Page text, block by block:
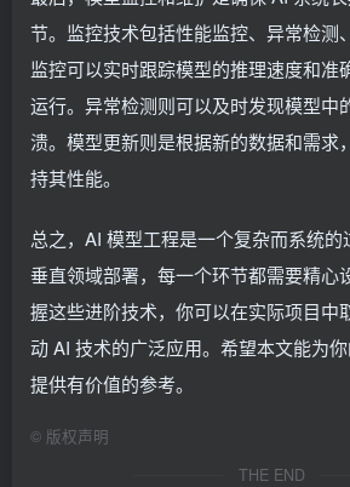
节。监控技术包括性能监控、异常检测
监控可以实时跟踪模型的推理速度和准
运行。异常检测则可以及时发现模型中
溃。模型更新则是根据新的数据和需求
持其性能。
总之，AI 模型工程是一个复杂而系统
垂直领域部署，每一个环节都需要精心
握这些进阶技术，你可以在实际项目中
动 AI 技术的广泛应用。希望本文能为
提供有价值的参考。
© 版权声明
THE END